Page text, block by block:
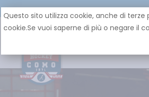
Questo sito utilizza cookie, anche di
cookie.Se vuoi saperne di più o negare il